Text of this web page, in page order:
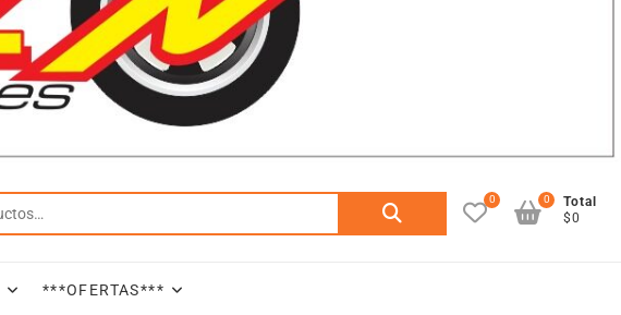
Buscar
0
Total
$0
0
***OFERTAS***